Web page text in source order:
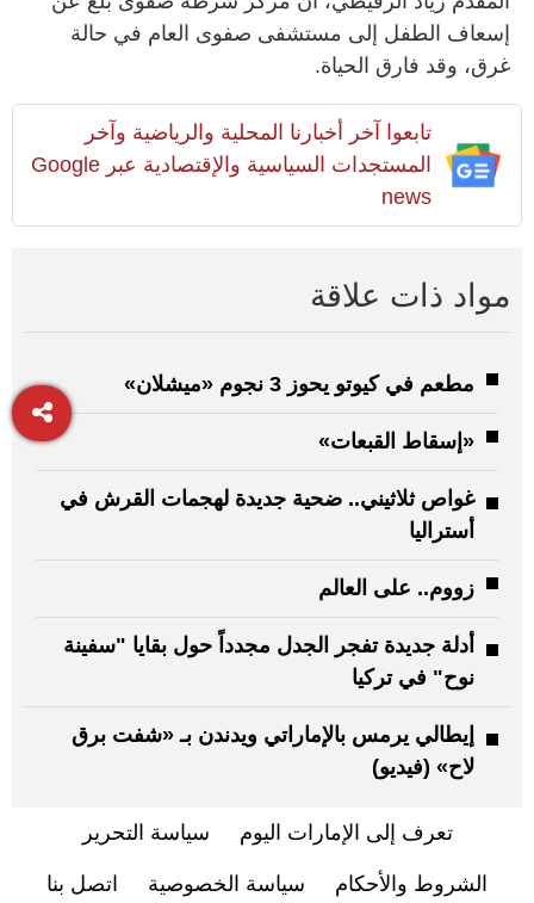
إسعاف الطفل إلى مستشفى صفوى العام في حالة
غرق، وقد فارق الحياة.
تابعوا آخر أخبارنا المحلية والرياضية وآخر
المستجدات السياسية والإقتصادية عبر Google
news
مواد ذات علاقة
مطعم في كيوتو يحوز 3 نجوم «ميشلان»
«إسقاط القبعات»
غواص ثلاثيني.. ضحية جديدة لهجمات القرش في
أستراليا
زووم.. على العالم
أدلة جديدة تفجر الجدل مجدداً حول بقايا "سفينة
نوح" في تركيا
إيطالي يرمس بالإماراتي ويدندن بـ «شفت برق
لاح» (فيديو)
تعرف إلى الإمارات اليوم سياسة التحرير
الشروط والأحكام سياسة الخصوصية اتصل بنا